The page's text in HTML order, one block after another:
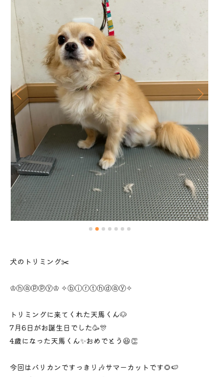
犬のトリミング✂️
♔ⓗⓐⓟⓟⓨ♔ ✧ⓑⓘⓡⓣⓗⓓⓐⓨ✧
トリミングに来てくれた天馬くん🐶
7月6日がお誕生日でした🥳🎊
4歳になった天馬くん✨おめでとう😆👏
今回はバリカンですっきり🎶サマーカットです🌻🍉